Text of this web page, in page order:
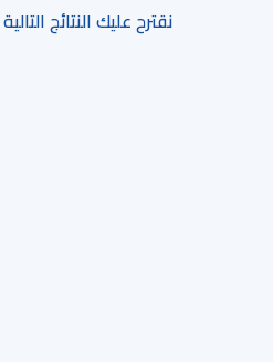
نقترح عليك النتائج التالية